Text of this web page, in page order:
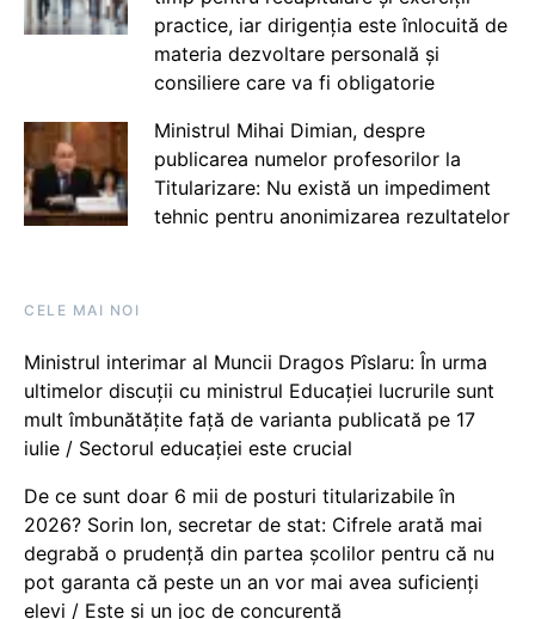
practice, iar dirigenția este înlocuită de
materia dezvoltare personală și
consiliere care va fi obligatorie
Ministrul Mihai Dimian, despre
publicarea numelor profesorilor la
Titularizare: Nu există un impediment
tehnic pentru anonimizarea rezultatelor
CELE MAI NOI
Ministrul interimar al Muncii Dragos Pîslaru: În urma
ultimelor discuții cu ministrul Educației lucrurile sunt
mult îmbunătățite față de varianta publicată pe 17
iulie / Sectorul educației este crucial
De ce sunt doar 6 mii de posturi titularizabile în
2026? Sorin Ion, secretar de stat: Cifrele arată mai
degrabă o prudență din partea școlilor pentru că nu
pot garanta că peste un an vor mai avea suficienți
elevi / Este și un joc de concurență